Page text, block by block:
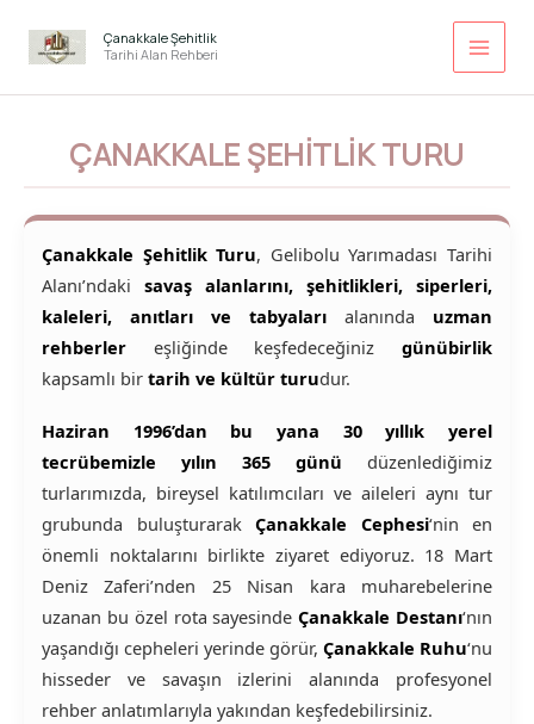
atla
Çanakkale Şehitlik
Tarihi Alan Rehberi
ÇANAKKALE ŞEHITLIK TURU
Çanakkale Şehitlik Turu, Gelibolu Yarımadası Tarihi
Alanı’ndaki savaş alanlarını, şehitlikleri, siperleri,
kaleleri, anıtları ve tabyaları alanında uzman
rehberler eşliğinde keşfedeceğiniz günübirlik
kapsamlı bir tarih ve kültür turudur.
Haziran 1996’dan bu yana 30 yıllık yerel
tecrübemizle yılın 365 günü düzenlediğimiz
turlarımızda, bireysel katılımcıları ve aileleri aynı tur
grubunda buluşturarak Çanakkale Cephesi‘nin en
önemli noktalarını birlikte ziyaret ediyoruz. 18 Mart
Deniz Zaferi’nden 25 Nisan kara muharebelerine
uzanan bu özel rota sayesindeÇanakkale Destanı‘nın
yaşandığı cepheleri yerinde görür, Çanakkale Ruhu‘nu
hisseder ve savaşın izlerini alanında profesyonel
rehber anlatımlarıyla yakından keşfedebilirsiniz.